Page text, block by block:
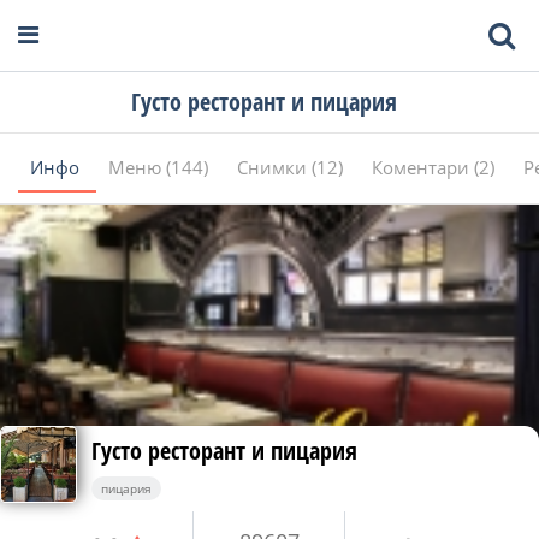
Густо ресторант и пицария
Инфо Меню (144) Снимки (12) Коментари (2)
Густо ресторант и пицария
пицария